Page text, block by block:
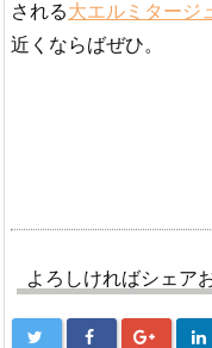
される大エルミタージ
近くならばぜひ。
よろしければシェア